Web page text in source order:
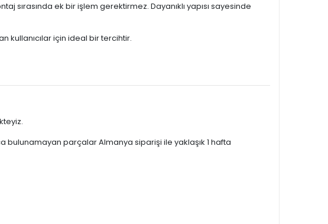
sırasında ek bir işlem gerektirmez. Dayanıklı yapısı sayesinde
kullanıcılar için ideal bir tercihtir.
bulunamayan parçalar Almanya siparişi ile yaklaşık 1 hafta